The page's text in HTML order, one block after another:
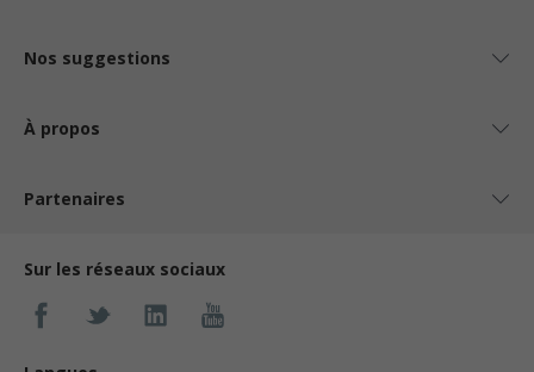
Nos suggestions
À propos
Partenaires
Sur les réseaux sociaux